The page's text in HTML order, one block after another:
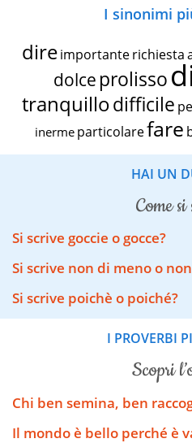
I sinonimi
dire importante richiesta
dolce prolisso
tranquillodifficile
inerme particolarefare
HAI UN
come
Si scrive goccie o gocce?
Si scrive non di meno o
Si scrive poichè o poiché?
I PROVERBI
scopri
Chi ben semina, ben
Il mondo è bello perché è